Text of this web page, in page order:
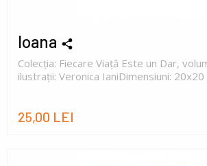
Ioana
Colecția: Fiecare Viață Este un Dar,
ilustrații: Veronica IaniDimensiuni: 20x20
25,00 LEI